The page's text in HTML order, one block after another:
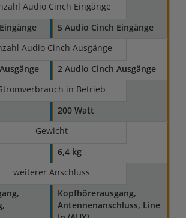
Audio Cinch Eingänge
5 Audio Cinch Eingänge
Audio Cinch Ausgänge
2 Audio Cinch Ausgänge
in Betrieb
200 Watt
Gewicht
6,4 kg
weiterer Anschluss
Kopfhörerausgang,
Antennenanschluss, Line